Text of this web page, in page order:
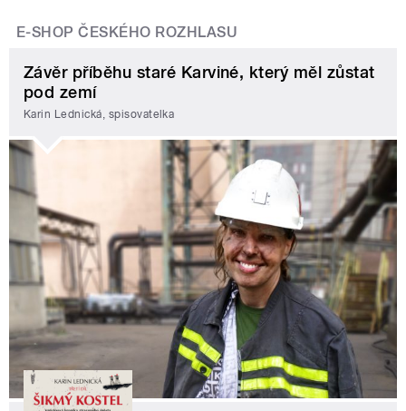
E-SHOP ČESKÉHO ROZHLASU
Závěr příběhu staré Karviné, který měl zůstat
pod zemí
Karin Lednická, spisovatelka